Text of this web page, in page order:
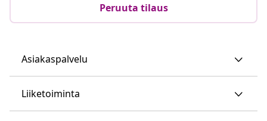
Peruuta tilaus
Asiakaspalvelu
Liiketoiminta